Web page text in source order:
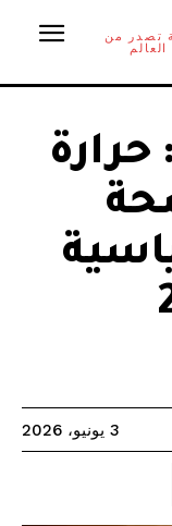
تصدر من
حرارة
3 يونيو، 2026